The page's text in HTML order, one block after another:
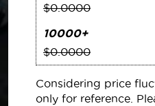
$0.0000
10000+
$0.0000
Considering price
only for reference.